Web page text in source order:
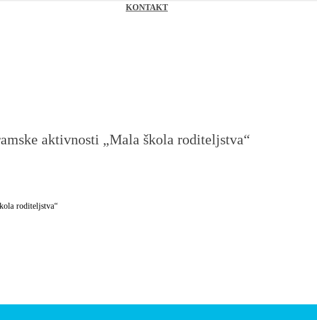
KONTAKT
aktivnosti „Mala škola roditeljstva“
roditeljstva“